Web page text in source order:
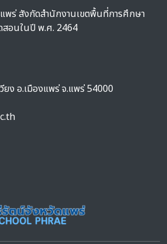
พร่ สังกัดสำนักงานเขตพื้นที่การศึกษา
สอนในปี พ.ศ. 2464
ยง อ.เมืองแพร่ จ.แพร่ 54000